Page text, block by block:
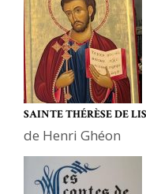
SAINTE THÉRÈSE DE
de Henri Ghéon